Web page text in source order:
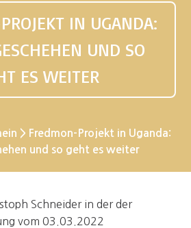
IN UGANDA:
UND SO
ES WEITER
> Fredmon-Projekt in Uganda:
und so geht es weiter
Schneider in der der
vom 03.03.2022